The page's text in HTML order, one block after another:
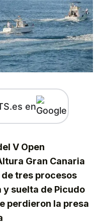
en
V Open
Gran Canaria
tres procesos
suelta de Picudo
perdieron la presa